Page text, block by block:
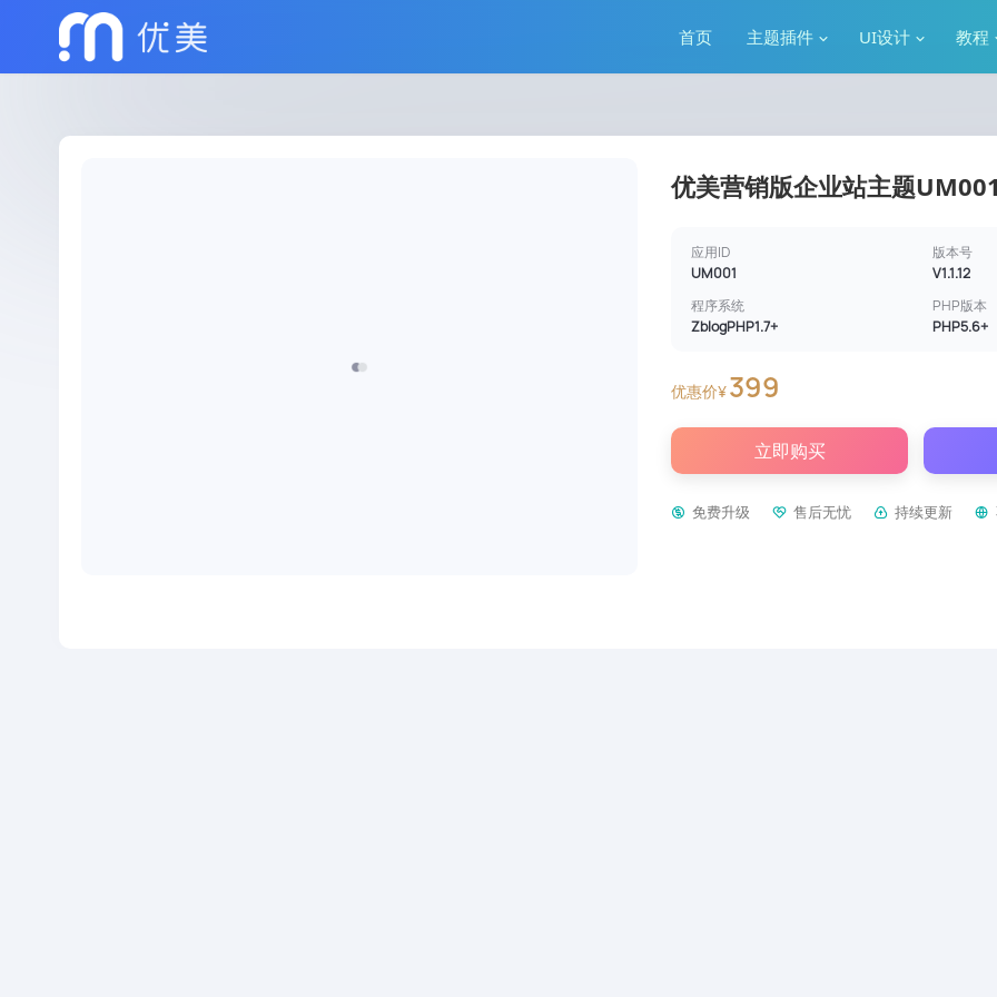
首页 主题插件 UI设计 教程
优美营销版企业站主题
应用ID
UM001
版本号
V1.1.12
程序系统
ZblogPHP1.7+
PHP版本
PHP5.6+
优惠价¥399
立即购买
免费升级 售后无忧 持续更新